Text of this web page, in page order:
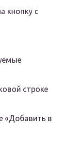
кнопку с
строке
«Добавить в